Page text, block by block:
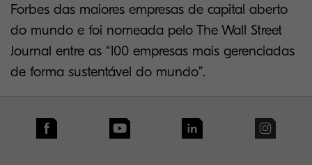
Forbes das maiores empresas de capital aberto
do mundo e foi nomeada pelo The Wall Street
Journal entre as “100 empresas mais gerenciadas
de forma sustentável do mundo”.